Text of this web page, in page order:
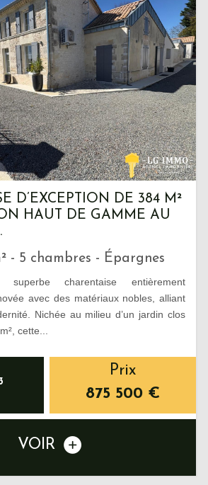
D’EXCEPTION DE 384 M²
HAUT DE GAMME AU
- 5 chambres - Épargnes
superbe charentaise entièrement
avec des matériaux nobles, alliant
Nichée au milieu d’un jardin clos
cette...
Prix
875 500 €
VOIR